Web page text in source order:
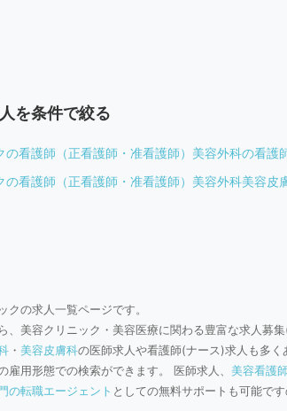
を条件で絞る
の看護師（正看護師・准看護師） 美容外科の看護
の看護師（正看護師・准看護師） 美容外科美容皮
クの求人一覧ページです。
、美容クリニック・美容医療に関わる豊富な求人募
・ 美容皮膚科の医師求人や看護師(ナース)求人も多
雇用形態での検索ができます。 医師求人、 美容看護
の転職エージェント としての無料サポートも可能で